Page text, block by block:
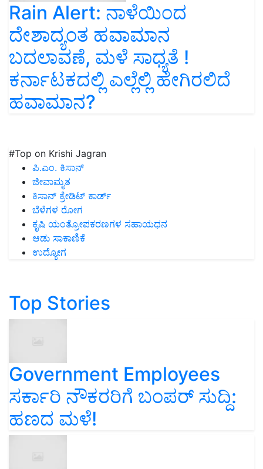
Rain Alert: ನಾಳೆಯಿಂದ
ದೇಶಾದ್ಯಂತ ಹವಾಮಾನ
ಬದಲಾವಣೆ, ಮಳೆ ಸಾಧ್ಯತೆ !
ಕರ್ನಾಟಕದಲ್ಲಿ ಎಲ್ಲೆಲ್ಲಿ ಹೇಗಿರಲಿದೆ
ಹವಾಮಾನ?
#Top on Krishi Jagran
ಪಿ.ಎಂ. ಕಿಸಾನ್
ಜೀವಾಮೃತ
ಕಿಸಾನ್ ಕ್ರೇಡಿಟ್ ಕಾರ್ಡ್
ಬೆಳೆಗಳ ರೋಗ
ಕೃಷಿ ಯಂತ್ರೋಪಕರಣಗಳ ಸಹಾಯಧನ
ಆಡು ಸಾಕಾಣಿಕೆ
ಉದ್ಯೋಗ
Top Stories
Government Employees
ಸರ್ಕಾರಿ ನೌಕರರಿಗೆ ಬಂಪರ್‌ ಸುದ್ದಿ:
ಹಣದ ಮಳೆ!